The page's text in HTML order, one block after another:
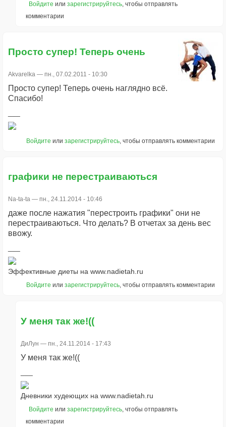
Войдите или зарегистрируйтесь , чтобы отправлять
комментарии
Просто супер! Теперь очень
Akvarelka — пн., 07.02.2011 - 10:30
Просто супер! Теперь очень наглядно всё.
Спасибо!
Войдите или зарегистрируйтесь, чтобы отправлять комментарии
графики не перестраиваються
Na-ta-ta — пн., 24.11.2014 - 10:46
даже после нажатия "перестроить графики" они не
перестраиваються. Что делать? В отчетах за день вес
ввожу.
Эффективные диеты на www.nadietah.ru
Войдите или зарегистрируйтесь, чтобы отправлять комментарии
У меня так же!((
ДиЛун — пн., 24.11.2014 - 17:43
У меня так же!((
Дневники худеющих на www.nadietah.ru
Войдите или зарегистрируйтесь , чтобы отправлять
комментарии